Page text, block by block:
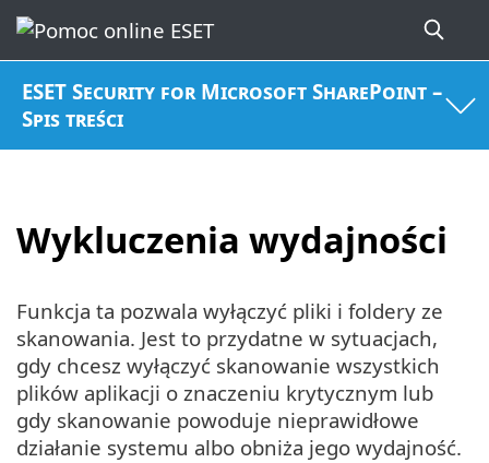
ESET Security for Microsoft SharePoint –
Spis treści
Wykluczenia wydajności
Funkcja ta pozwala wyłączyć pliki i foldery ze
skanowania. Jest to przydatne w sytuacjach,
gdy chcesz wyłączyć skanowanie wszystkich
plików aplikacji o znaczeniu krytycznym lub
gdy skanowanie powoduje nieprawidłowe
działanie systemu albo obniża jego wydajność.